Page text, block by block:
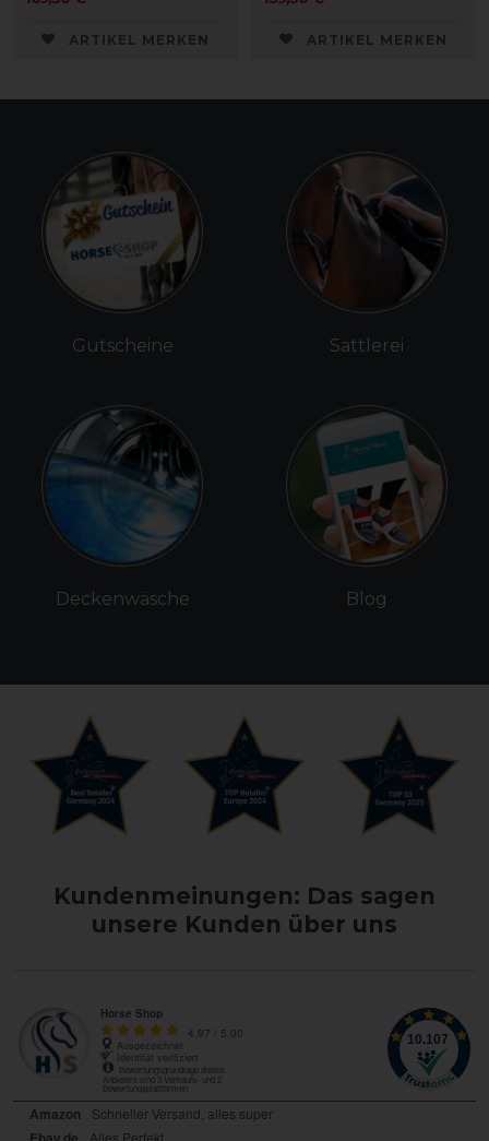
ARTIKEL MERKEN ARTIKEL MERKEN
Gutscheine
Deckenwäsche
Sattlerei
Blog
Kundenmeinungen: Das sagen
unsere Kunden über uns